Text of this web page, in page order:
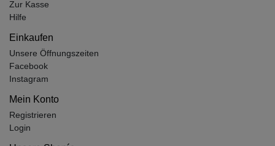
Zur Kasse
Hilfe
Einkaufen
Unsere Öffnungszeiten
Facebook
Instagram
Mein Konto
Registrieren
Login